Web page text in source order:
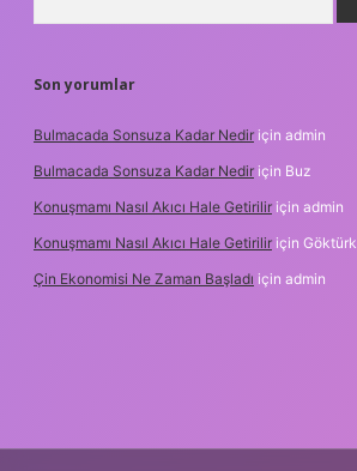
Son yorumlar
Bulmacada Sonsuza Kadar Nedir için admin
Bulmacada Sonsuza Kadar Nedir için Buz
Konuşmamı Nasıl Akıcı Hale Getirilir için admin
Konuşmamı Nasıl Akıcı Hale Getirilir için Göktürk
Çin Ekonomisi Ne Zaman Başladı için admin